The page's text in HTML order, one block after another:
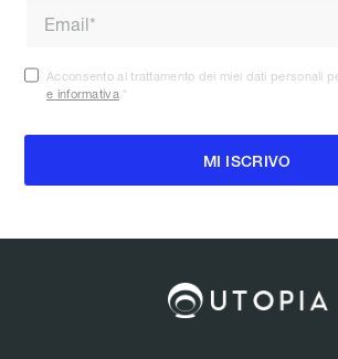
Acconsento al trattamento dei miei dati personali
e informativa *